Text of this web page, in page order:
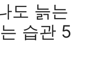
도 늙는
습관 5